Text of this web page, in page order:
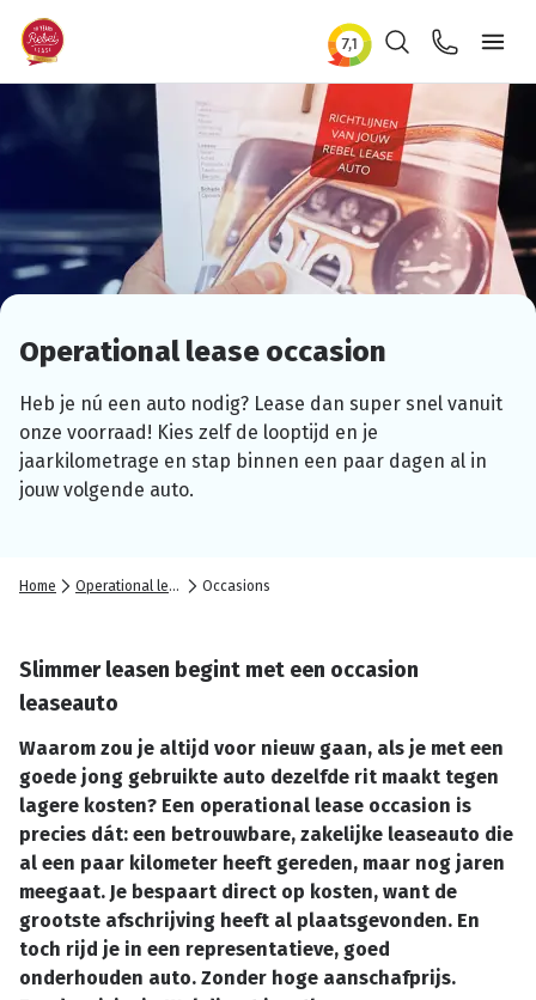
ZoekenContact
Operationallease occasion
Heb je nú een auto nodig? Lease dan super snel vanuit
onze voorraad! Kies zelf de looptijd en je
jaarkilometrage en stap binnen een paar dagen al in
jouw volgende auto.
Home Operational lease Occasions
Slimmer leasen begint met een occasion
leaseauto
Waarom zou je altijd voor nieuw gaan, als je met een
goede jong gebruikte auto dezelfde rit maakt tegen
lagere kosten? Een operational lease occasion is
precies dát: een betrouwbare, zakelijke leaseauto die
al een paar kilometer heeft gereden, maar nog jaren
meegaat. Je bespaart direct op kosten, want de
grootste afschrijving heeft al plaatsgevonden. En
toch rijd je in een representatieve, goed
onderhouden auto. Zonder hoge aanschafprijs.